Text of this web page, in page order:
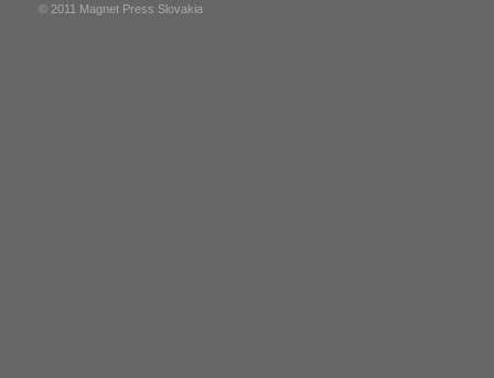
© 2011 Magnet Press Slovakia